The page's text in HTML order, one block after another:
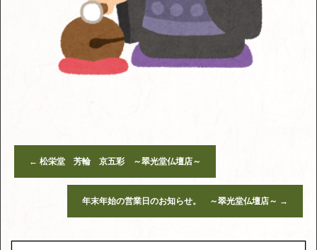
← 松栄堂 芳輪 京五彩 ～翠光堂仏壇店～
年末年始の営業日のお知らせ。 ～翠光堂仏壇店～ →